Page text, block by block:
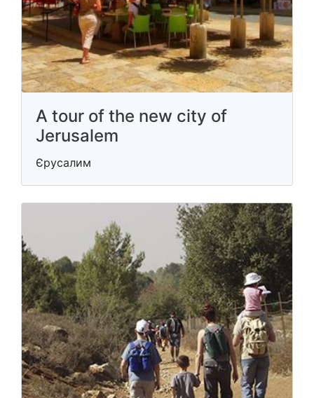
A tour of the new city of
Jerusalem
Єрусалим